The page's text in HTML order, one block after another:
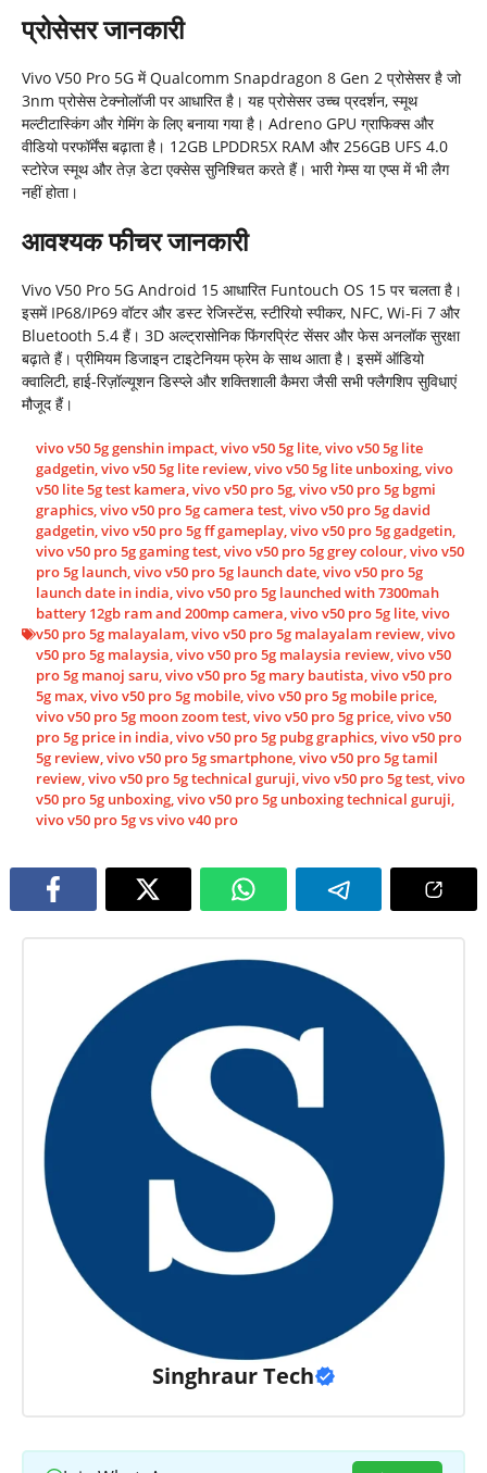
प्रोसेसर जानकारी
Vivo V50 Pro 5G में Qualcomm Snapdragon 8 Gen 2 प्रोसेसर है जो
3nm प्रोसेस टेक्नोलॉजी पर आधारित है। यह प्रोसेसर उच्च प्रदर्शन, स्मूथ
मल्टीटास्किंग और गेमिंग के लिए बनाया गया है। Adreno GPU ग्राफिक्स और
वीडियो परफॉर्मेंस बढ़ाता है। 12GB LPDDR5X RAM और 256GB UFS 4.0
स्टोरेज स्मूथ और तेज़ डेटा एक्सेस सुनिश्चित करते हैं। भारी गेम्स या एप्स में भी लैग
नहीं होता।
आवश्यक फीचर जानकारी
Vivo V50 Pro 5G Android 15 आधारित Funtouch OS 15 पर चलता है।
इसमें IP68/IP69 वॉटर और डस्ट रेजिस्टेंस, स्टीरियो स्पीकर, NFC, Wi-Fi 7 और
Bluetooth 5.4 हैं। 3D अल्ट्रासोनिक फिंगरप्रिंट सेंसर और फेस अनलॉक सुरक्षा
बढ़ाते हैं। प्रीमियम डिजाइन टाइटेनियम फ्रेम के साथ आता है। इसमें ऑडियो
क्वालिटी, हाई-रिज़ॉल्यूशन डिस्प्ले और शक्तिशाली कैमरा जैसी सभी फ्लैगशिप सुविधाएं
मौजूद हैं।
vivo v50 5g genshin impact,vivo v50 5g lite,vivo v50 5g lite
gadgetin,vivo v50 5g lite review,vivo v50 5g lite unboxing,vivo
v50 lite 5g test kamera,vivo v50 pro 5g,vivo v50 pro 5g bgmi
graphics,vivo v50 pro 5g camera test,vivo v50 pro 5g david
gadgetin,vivo v50 pro 5g ff gameplay,vivo v50 pro 5g gadgetin,
vivo v50 pro 5g gaming test,vivo v50 pro 5g grey colour,vivo v50
pro 5g launch,vivo v50 pro 5g launch date,vivo v50 pro 5g
launch date in india,vivo v50 pro 5g launched with 7300mah
battery 12gb ram and 200mp camera,vivo v50 pro 5g lite,vivo
v50 pro 5g malayalam,vivo v50 pro 5g malayalam review,vivo
v50 pro 5g malaysia,vivo v50 pro 5g malaysia review,vivo v50
pro 5g manoj saru,vivo v50 pro 5g mary bautista,vivo v50 pro
5g max,vivo v50 pro 5g mobile,vivo v50 pro 5g mobile price,
vivo v50 pro 5g moon zoom test,vivo v50 pro 5g price,vivo v50
pro 5g price in india,vivo v50 pro 5g pubg graphics,vivo v50 pro
5g review,vivo v50 pro 5g smartphone,vivo v50 pro 5g tamil
review,vivo v50 pro 5g technical guruji,vivo v50 pro 5g test,vivo
v50 pro 5g unboxing,vivo v50 pro 5g unboxing technical guruji,
vivo v50 pro 5g vs vivo v40 pro
Singhraur Tech